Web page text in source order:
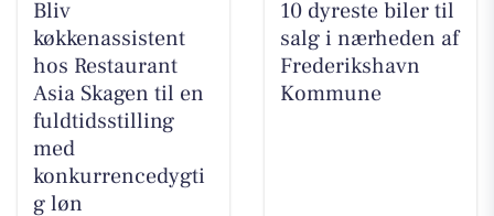
Bliv
køkkenassistent
hos Restaurant
Asia Skagen til en
fuldtidsstilling
med
konkurrencedygti
g løn
10 dyreste biler til
salg i nærheden af
Frederikshavn
Kommune